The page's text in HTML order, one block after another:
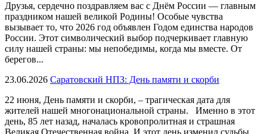
Друзья, сердечно поздравляем вас с Днём России — главным
праздником нашей великой Родины! Особые чувства
вызывает то, что 2026 год объявлен Годом единства народов
России. Этот символический выбор подчеркивает главную
силу нашей страны: мы непобедимы, когда мы вместе. От
берегов...
23.06.2026 Саратовский НПЗ: День памяти и скорби
22 июня, День памяти и скорби, – трагическая дата для
жителей нашей многонациональной страны. Именно в этот
день, 85 лет назад, началась кровопролитная и страшная
Великая Отечественная война. И этот день изменил судьбы